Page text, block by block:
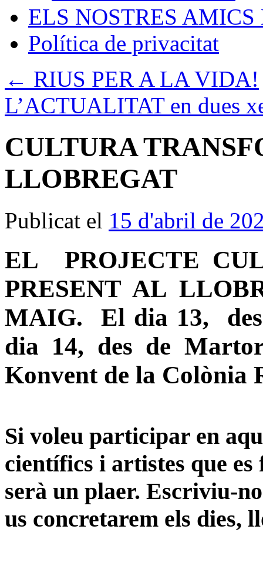
ELS NOSTRES
Política de privacitat
← RIUS PER A LA VIDA!
L’ACTUALITAT en dues
CULTURA
LLOBREGAT
Publicat el 15 d'abril de
EL PROJECTE
PRESENT AL
MAIG. El dia 13, des
dia 14, des de
Konvent de la Colònia
Si voleu participar en
científics i artistes que
serà un plaer. Escriviu-
us concretarem els dies,